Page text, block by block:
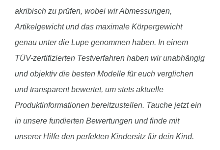
akribisch zu prüfen, wobei wir Abmessungen,
Artikelgewicht und das maximale Körpergewicht
genau unter die Lupe genommen haben. In einem
TÜV-zertifizierten Testverfahren haben wir unabhängig
und objektiv die besten Modelle für euch verglichen
und transparent bewertet, um stets aktuelle
Produktinformationen bereitzustellen. Tauche jetzt ein
in unsere fundierten Bewertungen und finde mit
unserer Hilfe den perfekten Kindersitz für dein Kind.